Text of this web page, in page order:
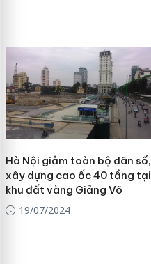
Hà Nội giảm toàn bộ dân số,
xây dựng cao ốc 40 tầng tại
khu đất vàng Giảng Võ
19/07/2024